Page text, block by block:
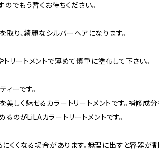
でもう暫くお待ちください。
取り、綺麗なシルバーヘアになります。
リートメントで薄めて慎重に塗布して下さい。
ィーです。
しく魅せるカラートリートメントです。補修成
のがLiLAカラートリートメントです。
くくなる場合があります。無理に出すと容器が